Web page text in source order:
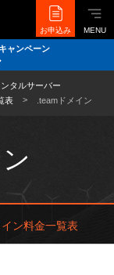
お申込み MENU
ャンペーン
ンタルサーバー
表 .teamドメイン
イン料金一覧表